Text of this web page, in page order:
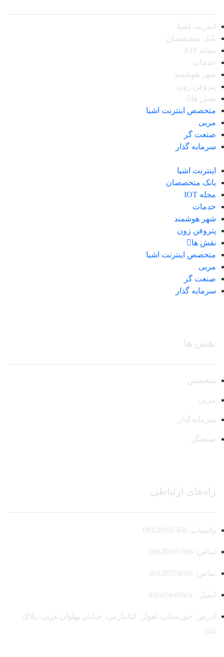
اینترنت اشیا
بانک متخصصان
مجله IOT
خدمات
شهر هوشمند
پتروفن زون
نقش ها
متخصص اینترنت اشیا
مربی
صنعت گر
سرمایه گذار
اینترنت اشیا
بانک متخصصان
مجله IOT
خدمات
شهر هوشمند
پتروفن زون
نقش ها
متخصص اینترنت اشیا
مربی
صنعت گر
سرمایه گذار
نقش ها
متخصص
مربی
سرمایه‌گذار
صنعتگر
راه‌های ارتباطی
واتساپ: 09120191368
تماس: 09120191368
تماس: 09128578046
ایمیل : info@iotbiz.ir
آدرس: خوزستان، اهواز، کیانپارس، خیابان پهلوان غربی، پلاک
140